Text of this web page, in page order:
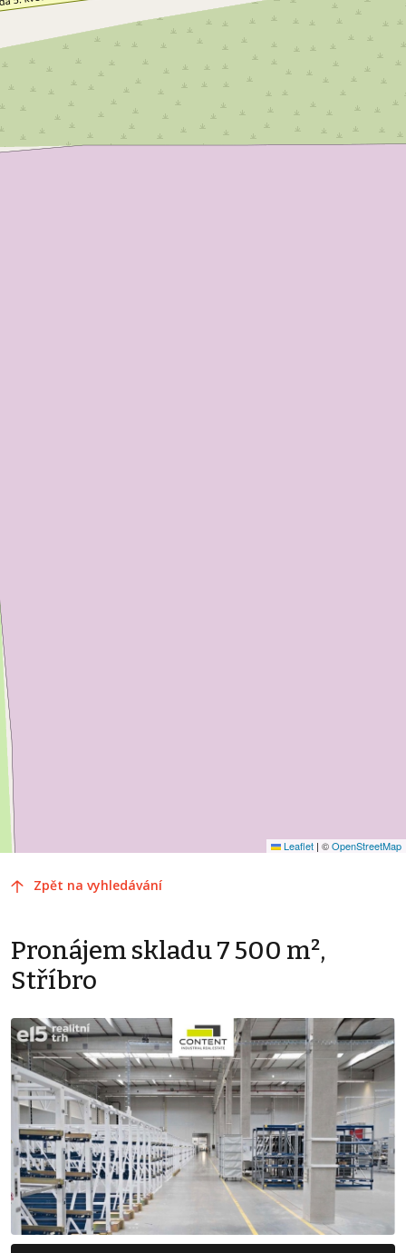
Leaflet | ©OpenStreetMap
Zpět na vyhledávání
Pronájem skladu 7 500 m²,
Stříbro